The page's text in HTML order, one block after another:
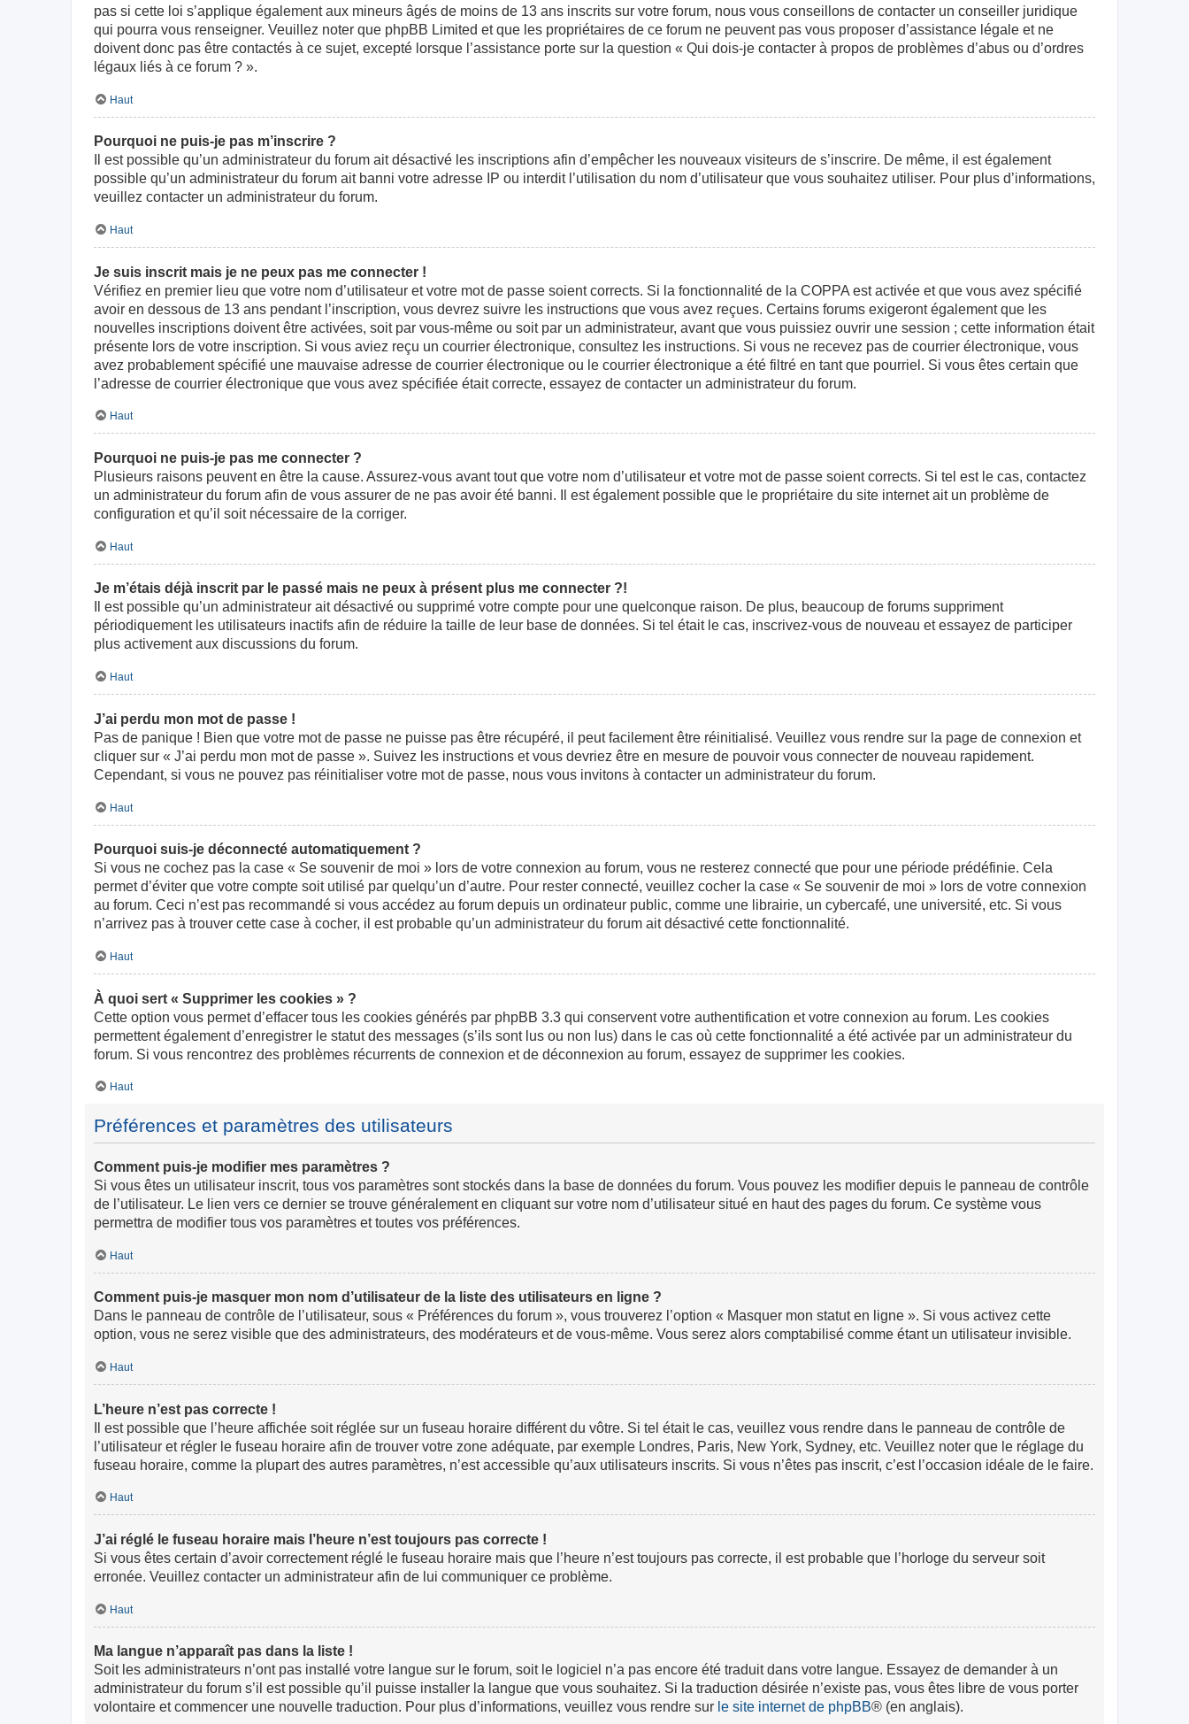
pas si cette loi s’applique également aux mineurs âgés de moins de 13 ans inscrits sur votre forum, nous vous conseillons de contacter un conseiller juridique
qui pourra vous renseigner. Veuillez noter que phpBB Limited et que les propriétaires de ce forum ne peuvent pas vous proposer d’assistance légale et ne
doivent donc pas être contactés à ce sujet, excepté lorsque l’assistance porte sur la question « Qui dois-je contacter à propos de problèmes d’abus ou d’ordres
légaux liés à ce forum ? ».
Haut
Pourquoi ne puis-je pas m’inscrire ?
Il est possible qu’un administrateur du forum ait désactivé les inscriptions afin d’empêcher les nouveaux visiteurs de s’inscrire. De même, il est également
possible qu’un administrateur du forum ait banni votre adresse IP ou interdit l’utilisation du nom d’utilisateur que vous souhaitez utiliser. Pour plus d’informations,
veuillez contacter un administrateur du forum.
Haut
Je suis inscrit mais je ne peux pas me connecter !
Vérifiez en premier lieu que votre nom d’utilisateur et votre mot de passe soient corrects. Si la fonctionnalité de la COPPA est activée et que vous avez spécifié
avoir en dessous de 13 ans pendant l’inscription, vous devrez suivre les instructions que vous avez reçues. Certains forums exigeront également que les
nouvelles inscriptions doivent être activées, soit par vous-même ou soit par un administrateur, avant que vous puissiez ouvrir une session ; cette information était
présente lors de votre inscription. Si vous aviez reçu un courrier électronique, consultez les instructions. Si vous ne recevez pas de courrier électronique, vous
avez probablement spécifié une mauvaise adresse de courrier électronique ou le courrier électronique a été filtré en tant que pourriel. Si vous êtes certain que
l’adresse de courrier électronique que vous avez spécifiée était correcte, essayez de contacter un administrateur du forum.
Haut
Pourquoi ne puis-je pas me connecter ?
Plusieurs raisons peuvent en être la cause. Assurez-vous avant tout que votre nom d’utilisateur et votre mot de passe soient corrects. Si tel est le cas, contactez
un administrateur du forum afin de vous assurer de ne pas avoir été banni. Il est également possible que le propriétaire du site internet ait un problème de
configuration et qu’il soit nécessaire de la corriger.
Haut
Je m’étais déjà inscrit par le passé mais ne peux à présent plus me connecter ?!
Il est possible qu’un administrateur ait désactivé ou supprimé votre compte pour une quelconque raison. De plus, beaucoup de forums suppriment
périodiquement les utilisateurs inactifs afin de réduire la taille de leur base de données. Si tel était le cas, inscrivez-vous de nouveau et essayez de participer
plus activement aux discussions du forum.
Haut
J’ai perdu mon mot de passe !
Pas de panique ! Bien que votre mot de passe ne puisse pas être récupéré, il peut facilement être réinitialisé. Veuillez vous rendre sur la page de connexion et
cliquer sur « J’ai perdu mon mot de passe ». Suivez les instructions et vous devriez être en mesure de pouvoir vous connecter de nouveau rapidement.
Cependant, si vous ne pouvez pas réinitialiser votre mot de passe, nous vous invitons à contacter un administrateur du forum.
Haut
Pourquoi suis-je déconnecté automatiquement ?
Si vous ne cochez pas la case « Se souvenir de moi » lors de votre connexion au forum, vous ne resterez connecté que pour une période prédéfinie. Cela
permet d’éviter que votre compte soit utilisé par quelqu’un d’autre. Pour rester connecté, veuillez cocher la case « Se souvenir de moi » lors de votre connexion
au forum. Ceci n’est pas recommandé si vous accédez au forum depuis un ordinateur public, comme une librairie, un cybercafé, une université, etc. Si vous
n’arrivez pas à trouver cette case à cocher, il est probable qu’un administrateur du forum ait désactivé cette fonctionnalité.
Haut
À quoi sert « Supprimer les cookies » ?
Cette option vous permet d’effacer tous les cookies générés par phpBB 3.3 qui conservent votre authentification et votre connexion au forum. Les cookies
permettent également d’enregistrer le statut des messages (s’ils sont lus ou non lus) dans le cas où cette fonctionnalité a été activée par un administrateur du
forum. Si vous rencontrez des problèmes récurrents de connexion et de déconnexion au forum, essayez de supprimer les cookies.
Haut
Préférences et paramètres des utilisateurs
Comment puis-je modifier mes paramètres ?
Si vous êtes un utilisateur inscrit, tous vos paramètres sont stockés dans la base de données du forum. Vous pouvez les modifier depuis le panneau de contrôle
de l’utilisateur. Le lien vers ce dernier se trouve généralement en cliquant sur votre nom d’utilisateur situé en haut des pages du forum. Ce système vous
permettra de modifier tous vos paramètres et toutes vos préférences.
Haut
Comment puis-je masquer mon nom d’utilisateur de la liste des utilisateurs en ligne ?
Dans le panneau de contrôle de l’utilisateur, sous « Préférences du forum », vous trouverez l’option « Masquer mon statut en ligne ». Si vous activez cette
option, vous ne serez visible que des administrateurs, des modérateurs et de vous-même. Vous serez alors comptabilisé comme étant un utilisateur invisible.
Haut
L’heure n’est pas correcte !
Il est possible que l’heure affichée soit réglée sur un fuseau horaire différent du vôtre. Si tel était le cas, veuillez vous rendre dans le panneau de contrôle de
l’utilisateur et régler le fuseau horaire afin de trouver votre zone adéquate, par exemple Londres, Paris, New York, Sydney, etc. Veuillez noter que le réglage du
fuseau horaire, comme la plupart des autres paramètres, n’est accessible qu’aux utilisateurs inscrits. Si vous n’êtes pas inscrit, c’est l’occasion idéale de le faire.
Haut
J’ai réglé le fuseau horaire mais l’heure n’est toujours pas correcte !
Si vous êtes certain d’avoir correctement réglé le fuseau horaire mais que l’heure n’est toujours pas correcte, il est probable que l’horloge du serveur soit
erronée. Veuillez contacter un administrateur afin de lui communiquer ce problème.
Haut
Ma langue n’apparaît pas dans la liste !
Soit les administrateurs n’ont pas installé votre langue sur le forum, soit le logiciel n’a pas encore été traduit dans votre langue. Essayez de demander à un
administrateur du forum s’il est possible qu’il puisse installer la langue que vous souhaitez. Si la traduction désirée n’existe pas, vous êtes libre de vous porter
volontaire et commencer une nouvelle traduction. Pour plus d’informations, veuillez vous rendre sur le site internet de phpBB® (en anglais).